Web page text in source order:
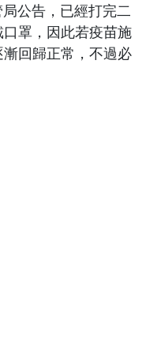
公告，已經打完二
罩，因此若疫苗施
回歸正常，不過必